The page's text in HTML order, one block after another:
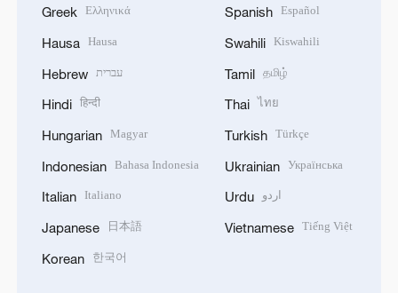
Greek Ελληνικά
Hausa Hausa
Hebrew עברית
Hindi हिन्दी
Hungarian Magyar
Indonesian Bahasa Indonesia
Italian Italiano
Japanese 日本語
Korean 한국어
Spanish Español
Swahili Kiswahili
Tamil தமிழ்
Thai ไทย
Turkish Türkçe
Ukrainian Українська
Urdu اردو
Vietnamese Tiếng Việt